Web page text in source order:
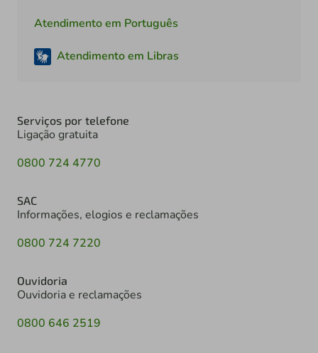
Atendimento em Português
Atendimento em Libras
Serviços por telefone
Ligação gratuita
0800 724 4770
SAC
Informações, elogios e reclamações
0800 724 7220
Ouvidoria
Ouvidoria e reclamações
0800 646 2519